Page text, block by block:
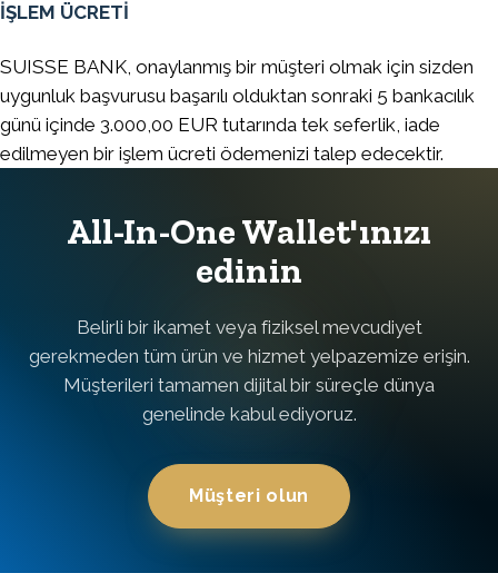
İŞLEM ÜCRETİ
SUISSE BANK, onaylanmış bir müşteri olmak için sizden
uygunluk başvurusu başarılı olduktan sonraki 5 bankacılık
günü içinde 3.000,00 EUR tutarında tek seferlik, iade
edilmeyen bir işlem ücreti ödemenizi talep edecektir.
All-In-One Wallet'ınızı
edinin
Belirli bir ikamet veya fiziksel mevcudiyet
gerekmeden tüm ürün ve hizmet yelpazemize erişin.
Müşterileri tamamen dijital bir süreçle dünya
genelinde kabul ediyoruz.
Müşteri olun